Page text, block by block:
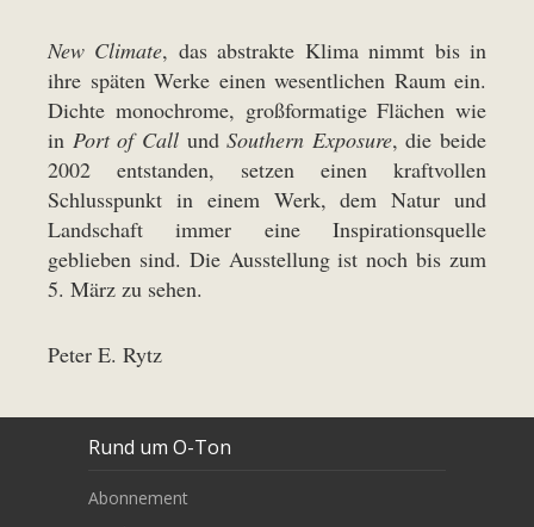
New Climate, das abstrakte Klima nimmt bis in
ihre späten Werke einen wesentlichen Raum ein.
Dichte monochrome, großformatige Flächen wie
in Port of CallundSouthern Exposure, die beide
2002 entstanden, setzen einen kraftvollen
Schlusspunkt in einem Werk, dem Natur und
Landschaft immer eine Inspirationsquelle
geblieben sind. Die Ausstellung ist noch bis zum
5. März zu sehen.
Peter E. Rytz
Rund um O-Ton
Abonnement